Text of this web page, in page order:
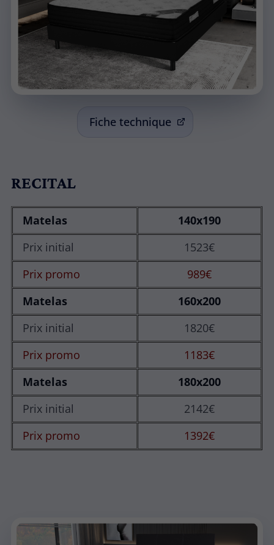
Fiche technique
RECITAL
Matelas
140x190
Prix initial
1523€
Prix promo
989€
Matelas
160x200
Prix initial
1820€
Prix promo
1183€
Matelas
180x200
Prix initial
2142€
Prix promo
1392€